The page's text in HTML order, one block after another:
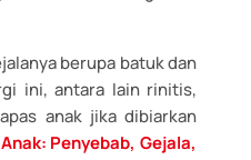
berupa batuk dan
ini, antara lain rinitis,
anak jika dibiarkan
Penyebab, Gejala,